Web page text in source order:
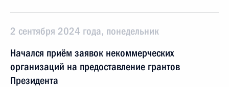
2 сентября 2024 года, понедельник
Начался приём заявок некоммерческих
организаций на предоставление грантов
Президента